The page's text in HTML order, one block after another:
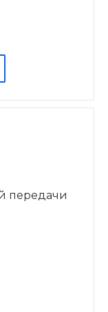
передачи